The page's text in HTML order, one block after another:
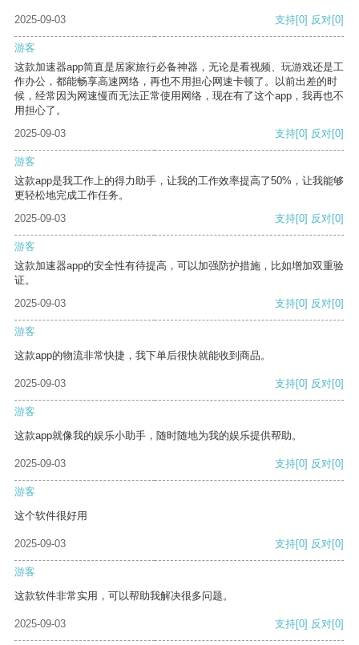
2025-09-03 支持[0] 反对[0]
游客
这款加速器app简直是居家旅行必备神器，无论是看视频、玩游戏还是工
作办公，都能畅享高速网络，再也不用担心网速卡顿了。以前出差的时
候，经常因为网速慢而无法正常使用网络，现在有了这个app，我再也不
用担心了。
2025-09-03
支持[0] 反对[0]
游客
这款app是我工作上的得力助手，让我的工作效率提高了50%，让我能够
更轻松地完成工作任务。
2025-09-03
支持[0] 反对[0]
游客
这款加速器app的安全性有待提高，可以加强防护措施，比如增加双重验
证。
2025-09-03
支持[0] 反对[0]
游客
这款app的物流非常快捷，我下单后很快就能收到商品。
2025-09-03 支持[0] 反对[0]
游客
这款app就像我的娱乐小助手，随时随地为我的娱乐提供帮助。
2025-09-03 支持[0] 反对[0]
游客
这个软件很好用
2025-09-03 支持[0] 反对[0]
游客
这款软件非常实用，可以帮助我解决很多问题。
2025-09-03 支持[0] 反对[0]